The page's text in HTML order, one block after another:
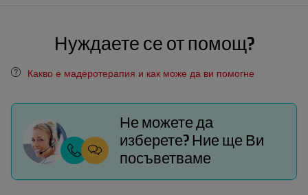
Нуждаете се от помощ?
Какво е мадеротерапия и как може да ви помогне
Не можете да
изберете? Ние ще Ви
посъветваме